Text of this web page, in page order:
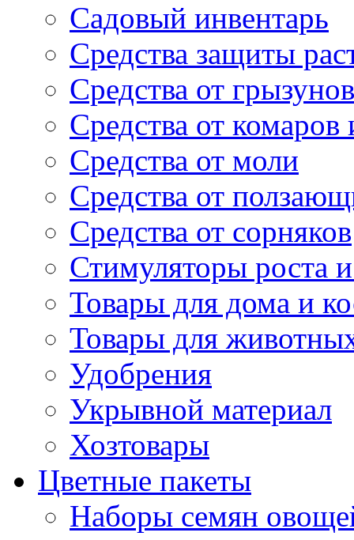
Садовый инвентарь
Средства защиты
Средства от грызунов
Средства от
Средства от моли
Средства от
Средства от сорняков
Стимуляторы роста и
Товары для дома и
Товары для
Удобрения
Укрывной материал
Хозтовары
Цветные пакеты
Наборы семян